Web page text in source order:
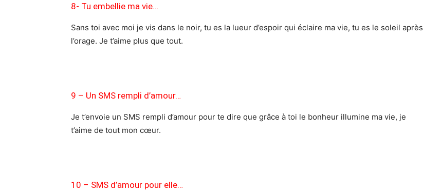
8- Tu embellie ma vie…
Sans toi avec moi je vis dans le noir, tu es la lueur d’espoir qui éclaire ma vie, tu es le soleil après
l’orage. Je t’aime plus que tout.
9 – Un SMS rempli d’amour…
Je t’envoie un SMS rempli d’amour pour te dire que grâce à toi le bonheur illumine ma vie, je
t’aime de tout mon cœur.
10 – SMS d’amour pour elle…